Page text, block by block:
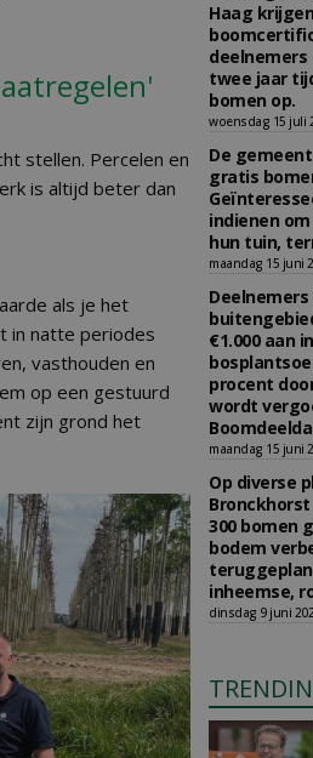
stellen. Percelen en
is altijd beter dan
als je het
in natte periodes
vasthouden en
op een gestuurd
zijn grond het
Haag
twee jaar
bomen op.
woensdag 15 juli
De
gratis
indienen
hun tuin,
maandag 15 juni
€1.000 aan
procent
wordt
maandag 15 juni
Op diverse
300 bomen
bodem
inheemse,
dinsdag 9 juni